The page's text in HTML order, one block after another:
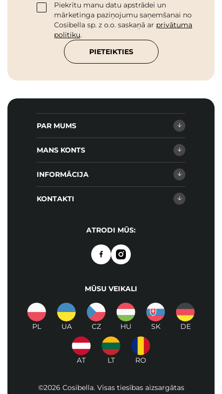
Piekrītu manu datu apstrādei un
mārketinga paziņojumu saņemšanai no
Cosibella sp. z o.o. saskaņā ar privātuma
politiku.
PIETEIKTIES
PAR MUMS
MANS KONTS
INFORMĀCIJA
KONTAKTI
ATRODI MŪS:
MŪSU VEIKALI
PL UA CZ HU SK DE
AT LT RO
©2026 Cosibella. Visas tiesības aizsargātas